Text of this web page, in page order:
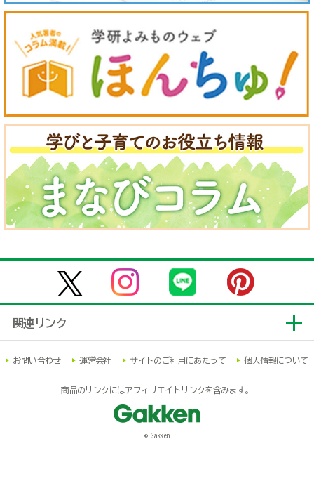
関連リンク
お問い合わせ 運営会社 サイトのご利用にあたって 個人情報について
商品のリンクにはアフィリエイトリンクを含みます。
© Gakken